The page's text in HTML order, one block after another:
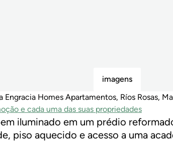
imagens
Homes Apartamentos, Ríos Rosas,
e cada uma das suas propriedades
iluminado em um prédio
piso aquecido e acesso a uma